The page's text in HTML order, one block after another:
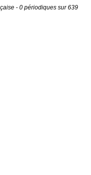
- 0 périodiques sur 639